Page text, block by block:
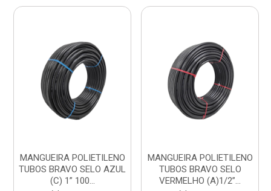
MANGUEIRA POLIETILENO
TUBOS BRAVO SELO AZUL
(C) 1” 100...
MANGUEIRA POLIETILENO
TUBOS BRAVO SELO
VERMELHO (A)1/2”...